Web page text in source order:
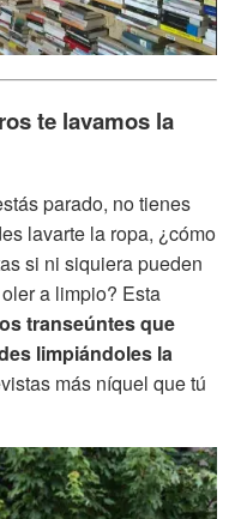
te lavamos la
parado, no tienes
lavarte la ropa, ¿cómo
si ni siquiera pueden
a limpio? Esta
transeúntes que
limpiándoles la
más níquel que tú